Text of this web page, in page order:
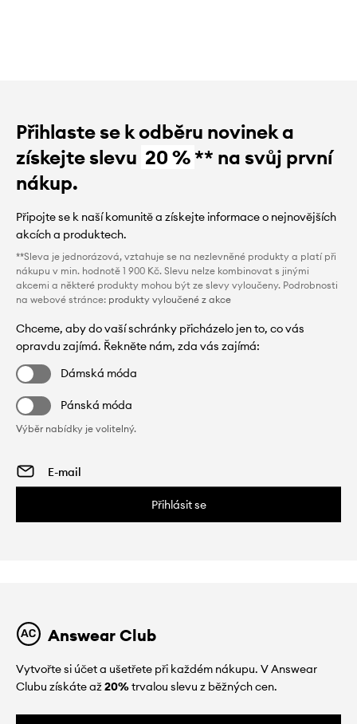
Přihlaste se k odběru novinek a
získejte slevu 20 %** na svůj první
nákup.
Připojte se k naší komunitě a získejte informace o nejnovějších
akcích a produktech.
**Sleva je jednorázová, vztahuje se na nezlevněné produkty a platí při
nákupu v min. hodnotě 1 900 Kč. Slevu nelze kombinovat s jinými
akcemi a některé produkty mohou být ze slevy vyloučeny. Podrobnosti
na webové stránce: produkty vyloučené z akce
Chceme, aby do vaší schránky přicházelo jen to, co vás
opravdu zajímá. Řekněte nám, zda vás zajímá:
Dámská móda
Pánská móda
Výběr nabídky je volitelný.
Přihlásit se
Answear Club
Vytvořte si účet a ušetřete při každém nákupu. V Answear
Clubu získáte až20%trvalou slevu z běžných cen.